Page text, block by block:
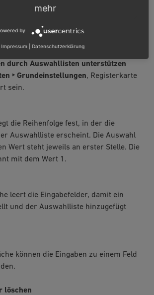
oder Abschlag auf den Preis für
werden. Damit der Preis je nach
das Kontrollkästchen
durch Auswahllisten unterstützen
‣ Grundeinstellungen, Registerkarte
sein.
die Reihenfolge fest, in der die
Auswahlliste erscheint. Die Auswahl
Wert steht jeweils an erster Stelle. Die
mit dem Wert 1.
leert die Eingabefelder, damit ein
und der Auswahlliste hinzugefügt
können die Eingaben zu einem Feld
löschen
mehr
by
Impressum Datenschutzerklärung